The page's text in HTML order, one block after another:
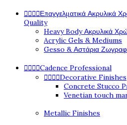
Επαγγελματικά Ακρυλικά
Quality
Heavy Body Ακρυλικά
Acrylic Gels & Mediums
Gesso & Αστάρια
Cadence Professional
Decorative Finishes
Concrete Stucco
Venetian touch
Metallic Finishes